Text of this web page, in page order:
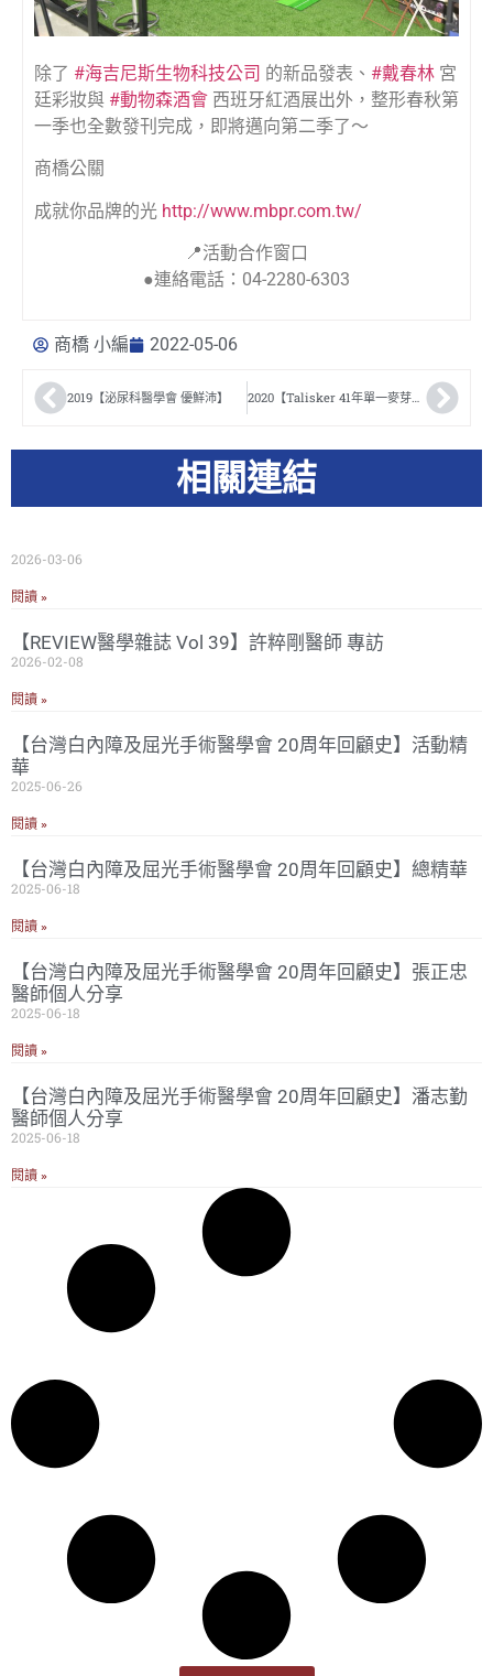
除了 #海吉尼斯生物科技公司 的新品發表、 #戴春林 宮
廷彩妝與 #動物森酒會 西班牙紅酒展出外，整形春秋第
一季也全數發刊完成，即將邁向第二季了～
商橋公關
成就你品牌的光 http://www.mbpr.com.tw/
📍活動合作窗口
●連絡電話：04-2280-6303
商橋 小編 2022-05-06
2019【泌尿科醫學會 優鮮沛】 2020【Talisker 41年單一麥芽品酒會】
相關連結
2026-03-06
閱讀 »
【REVIEW醫學雜誌 Vol 39】許粹剛醫師 專訪
2026-02-08
閱讀 »
【台灣白內障及屈光手術醫學會 20周年回顧史】活動精
華
2025-06-26
閱讀 »
【台灣白內障及屈光手術醫學會 20周年回顧史】總精華
2025-06-18
閱讀 »
【台灣白內障及屈光手術醫學會 20周年回顧史】張正忠
醫師個人分享
2025-06-18
閱讀 »
【台灣白內障及屈光手術醫學會 20周年回顧史】潘志勤
醫師個人分享
2025-06-18
閱讀 »